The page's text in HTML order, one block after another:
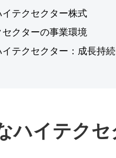
イテクセクター株式
セクターの事業環境
イテクセクター：成長持
ハイテク